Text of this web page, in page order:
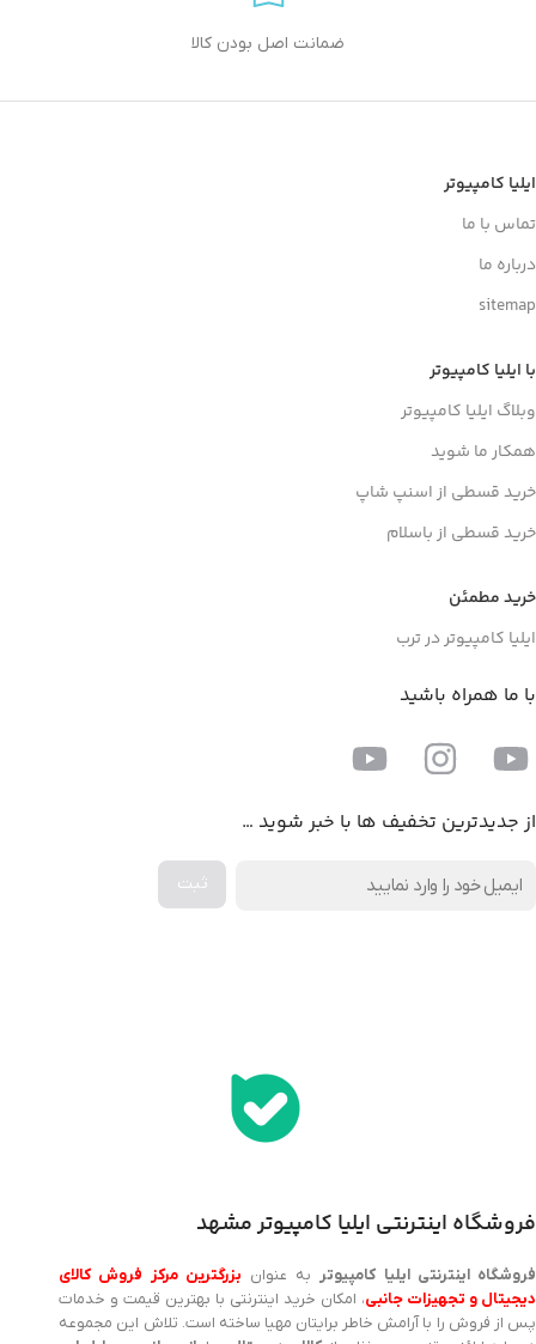
ضمانت اصل بودن کالا
ایلیا کامپیوتر
تماس با ما
درباره ما
sitemap
با ایلیا کامپیوتر
وبلاگ ایلیا کامپیوتر
همکار ما شوید
خرید قسطی از اسنپ شاپ
خرید قسطی از باسلام
خرید مطمئن
ایلیا کامپیوتر در ترب
با ما همراه باشید
از جدیدترین تخفیف ها با خبر شوید …
فروشگاه اینترنتی ایلیا کامپیوتر مشهد
فروشگاه اینترنتی ایلیا کامپیوتر به عنوان بزرگترین مرکز فروش کالای
دیجیتال و تجهیزات جانبی، امکان خرید اینترنتی با بهترین قیمت و خدمات
پس از فروش را با آرامش خاطر برایتان مهیا ساخته است. تلاش این مجموعه